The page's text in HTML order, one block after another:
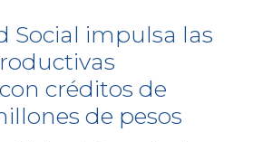
Social impulsa las
créditos de
de pesos